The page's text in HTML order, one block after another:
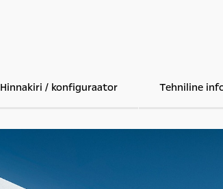
Hinnakiri / konfiguraator Tehniline